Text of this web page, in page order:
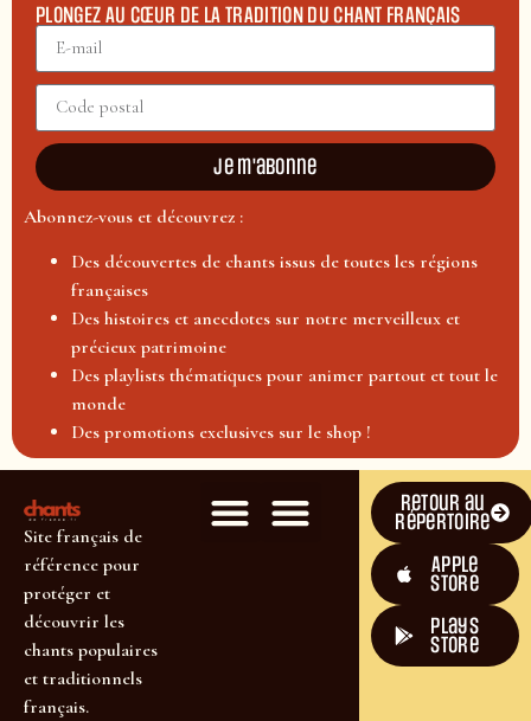
PLONGEZ AU CŒUR DE LA TRADITION DU CHANT FRANÇAIS
Je m'abonne
Abonnez-vous et découvrez :
Des découvertes de chants issus de toutes les régions
françaises
Des histoires et anecdotes sur notre merveilleux et
précieux patrimoine
Des playlists thématiques pour animer partout et tout le
monde
Des promotions exclusives sur le shop !
Site français de
référence pour
protéger et
découvrir les
chants populaires
et traditionnels
français.
Retour au
répertoire
Apple
Store
plays
store